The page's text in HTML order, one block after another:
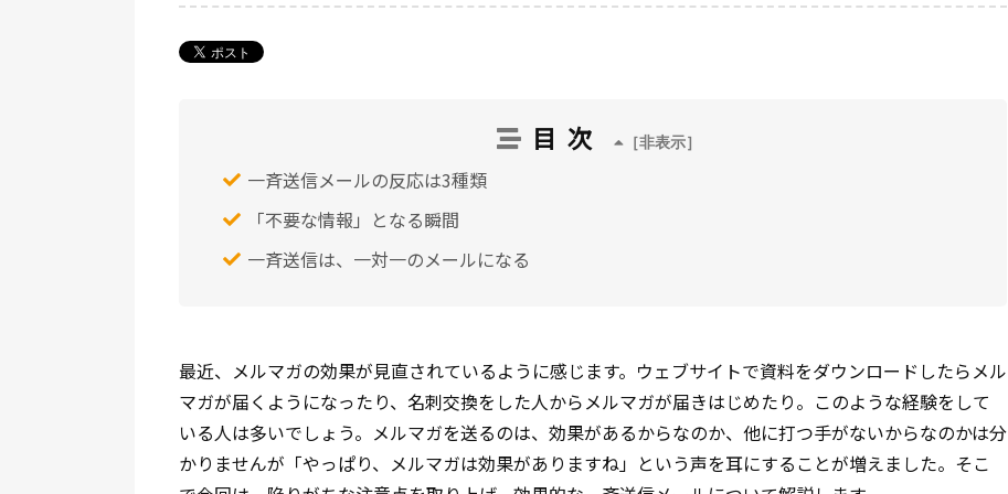
目次
一斉送信メールの反応は3種類
「不要な情報」となる瞬間
一斉送信は、一対一のメールになる
最近、メルマガの効果が見直されているように感じます。ウェブサイトで資料をダウンロードしたらメル
マガが届くようになったり、名刺交換をした人からメルマガが届きはじめたり。このような経験をして
いる人は多いでしょう。メルマガを送るのは、効果があるからなのか、他に打つ手がないからなのかは分
かりませんが「やっぱり、メルマガは効果がありますね」という声を耳にすることが増えました。そこ